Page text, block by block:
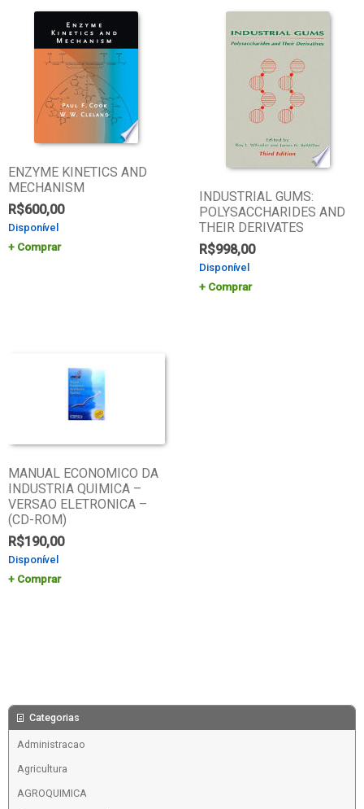
ENZYME KINETICS AND
MECHANISM
R$600,00
Disponível
Comprar
INDUSTRIAL GUMS:
POLYSACCHARIDES AND
THEIR DERIVATES
R$998,00
Disponível
Comprar
MANUAL ECONOMICO DA
INDUSTRIA QUIMICA –
VERSAO ELETRONICA –
(CD-ROM)
R$190,00
Disponível
Comprar
Categorias
Administracao
Agricultura
AGROQUIMICA